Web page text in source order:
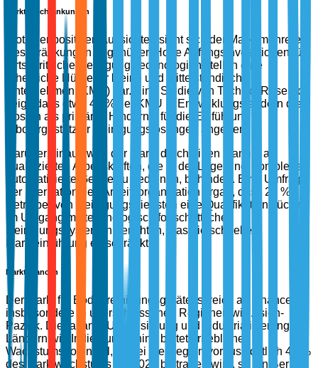
Marktbeschränkungen
Trotz der positiven Aussichten sieht sich der Markt mehreren
Beschränkungen gegenüber. Hohe Anfangsinvestitionen für
fortschrittliche Reinigungstechnologien stellen eine
erhebliche Hürde für kleine und mittelständische
Unternehmen (KMU) dar. Eine Studie von TechSci Research
zeigt, dass etwa 40 % der KMU in Entwicklungsländern die
Kosten als primäres Hindernis für die Einführung
robotergestützter Reinigungslösungen angeben.
Darüber hinaus wird der Markt durch einen Mangel an
qualifizierten Arbeitskräften, die in der Lage sind, komplexe
automatisierte Geräte zu bedienen, behindert. Eine Umfrage
der Internationalen Arbeitsorganisation ergab, dass 28 % der
Betreiber von Reinigungsdiensten eine Qualifikationslücke
im Umgang mit technologisch fortschrittlichen
Reinigungssystemen berichten, was die schnelle
Markteinführung einschränkt.
Marktchancen
Der Markt für Bodenreinigungsgeräte ist reich an Chancen,
insbesondere in unerschlossenen Regionen wie Asien-
Pazifik. Die rasante Urbanisierung und Industrialisierung in
Ländern wie Indien und China bietet erhebliches
Wachstumspotenzial, wobei die Region voraussichtlich 45 %
des Marktwachstums bis 2026 beitragen wird, so ein Bericht